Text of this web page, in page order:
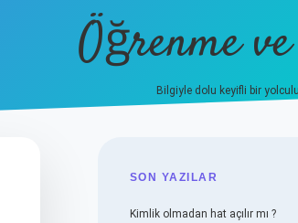
Öğrenme
Bilgiyle dolu keyifli bir
SIDEBAR
SON YAZILAR
Kimlik olmadan hat açılır mı ?